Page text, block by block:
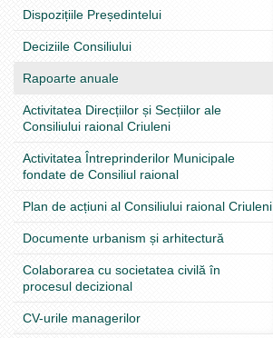
Dispozițiile Președintelui
Deciziile Consiliului
Rapoarte anuale
Activitatea Direcțiilor și Secțiilor ale
Consiliului raional Criuleni
Activitatea Întreprinderilor Municipale
fondate de Consiliul raional
Plan de acțiuni al Consiliului raional Criuleni
Documente urbanism și arhitectură
Colaborarea cu societatea civilă în
procesul decizional
CV-urile managerilor